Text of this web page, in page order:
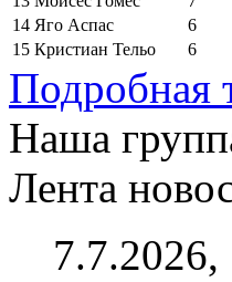
14 Яго Аспас
6
15 Кристиан Тельо 6
Подробная
Наша
Лента
7.7.2026,